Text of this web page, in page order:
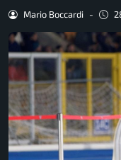
Mario Boccardi -